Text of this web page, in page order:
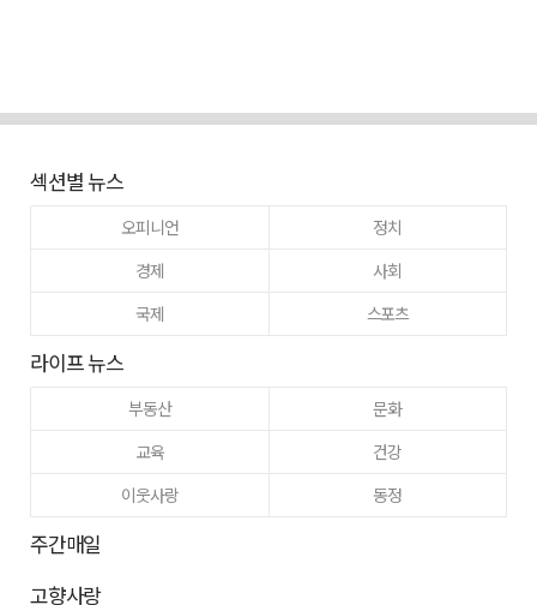
섹션별 뉴스
오피니언
정치
경제
사회
국제
스포츠
라이프 뉴스
부동산
문화
교육
건강
이웃사랑
동정
주간매일
고향사랑